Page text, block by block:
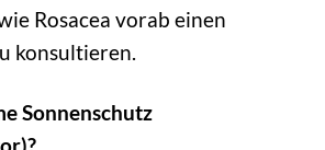
Rosacea vorab einen
konsultieren.
Sonnenschutz